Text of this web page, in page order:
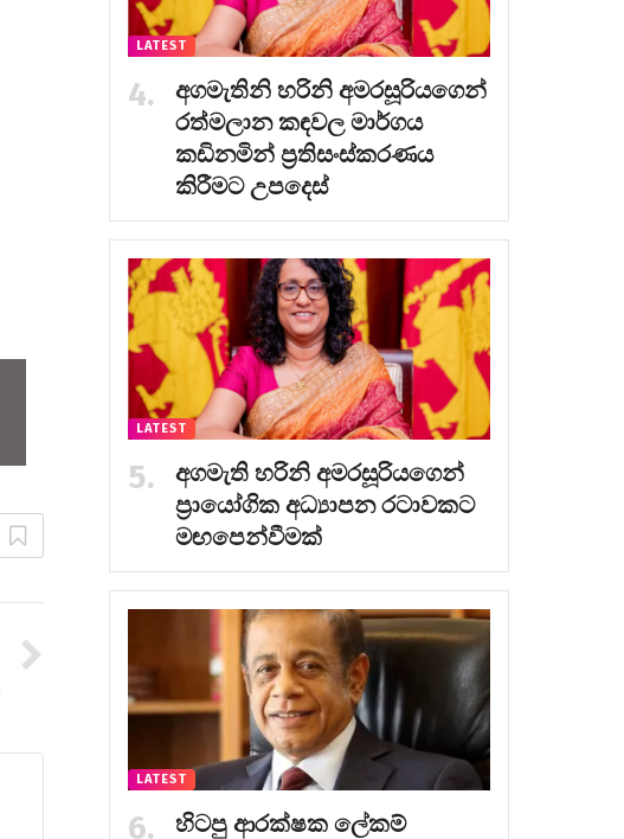
LATEST
අගමැතිනි හරිනි අමරසූරියගෙන්
රත්මලාන කඳවල මාර්ගය
කඩිනමින් ප්‍රතිසංස්කරණය
කිරීමට උපදෙස්
LATEST
අගමැති හරිනි අමරසූරියගෙන්
ප්‍රායෝගික අධ්‍යාපන රටාවකට
මඟපෙන්වීමක්
LATEST
හිටපු ආරක්ෂක ලේකම්